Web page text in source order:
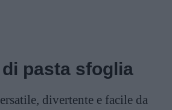
pasta sfoglia
divertente e facile da